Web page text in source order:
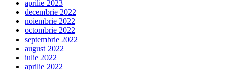
aprilie 2023
decembrie 2022
noiembrie 2022
octombrie 2022
septembrie 2022
august 2022
iulie 2022
aprilie 2022